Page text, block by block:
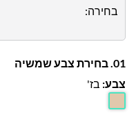
בחירה:
01. בחירת צבע שמשיה
צבע: בז'